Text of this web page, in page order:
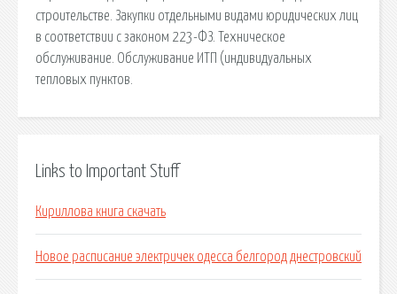
Links to Important Stuff
Кириллова книга скачать
Новое расписание электричек одесса белгород днестровский